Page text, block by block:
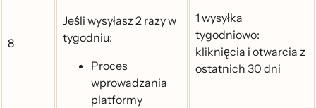
8
Jeśli wysyłasz 2 razy w
tygodniu:
Proces
wprowadzania
platformy
1 wysyłka
tygodniowo:
kliknięcia i otwarcia z
ostatnich 30 dni